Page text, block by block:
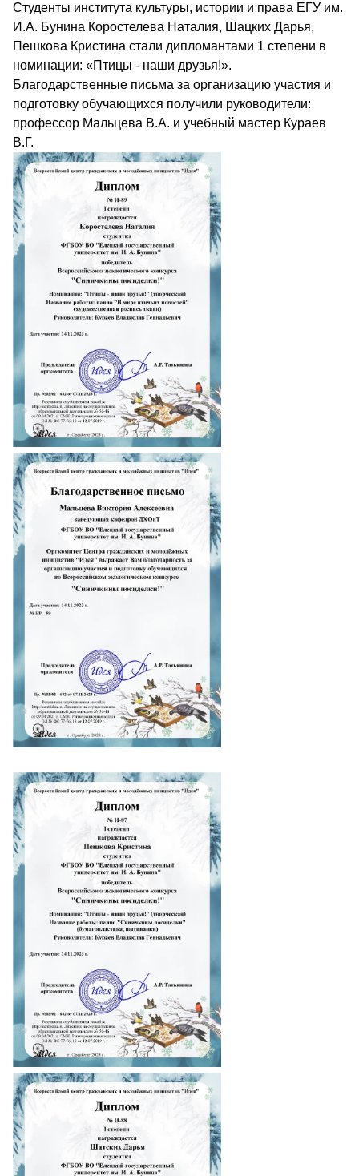
Студенты института культуры, истории и права ЕГУ им.
И.А. Бунина Коростелева Наталия, Шацких Дарья,
Пешкова Кристина стали дипломантами 1 степени в
номинации: «Птицы - наши друзья!».
Благодарственные письма за организацию участия и
подготовку обучающихся получили руководители:
профессор Мальцева В.А. и учебный мастер Кураев
В.Г.